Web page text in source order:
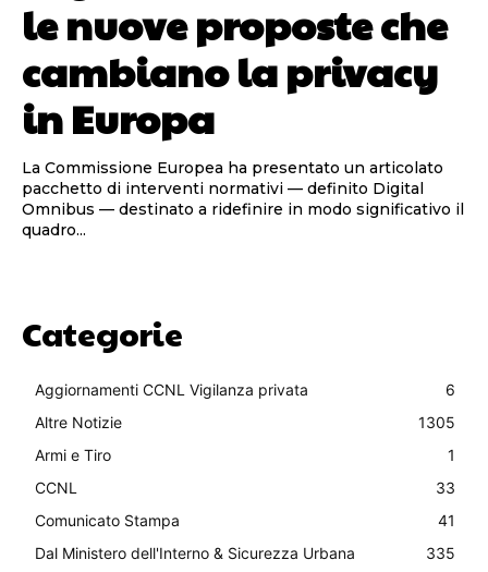
le nuove proposte che
cambiano la privacy
in Europa
La Commissione Europea ha presentato un articolato
pacchetto di interventi normativi — definito Digital
Omnibus — destinato a ridefinire in modo significativo il
quadro...
Categorie
Aggiornamenti CCNL Vigilanza privata
6
Altre Notizie
1305
Armi e Tiro
1
CCNL
33
Comunicato Stampa
41
Dal Ministero dell'Interno & Sicurezza Urbana
335